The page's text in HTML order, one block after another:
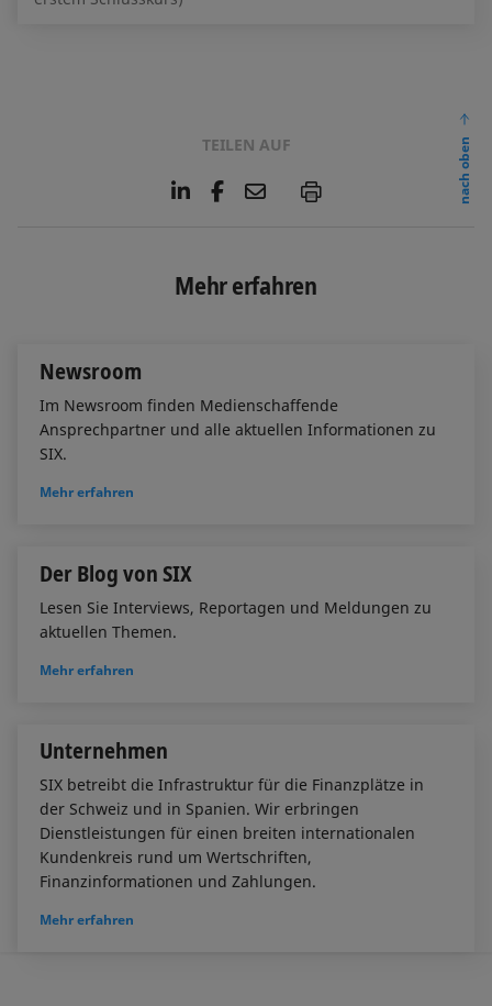
TEILEN AUF
L
e
d
F
o
E
l
P
nach oben
Mehr erfahren
Newsroom
Im Newsroom finden Medienschaffende
Ansprechpartner und alle aktuellen Informationen zu
SIX.
Mehr erfahren
Der Blog von SIX
Lesen Sie Interviews, Reportagen und Meldungen zu
aktuellen Themen.
Mehr erfahren
Unternehmen
SIX betreibt die Infrastruktur für die Finanzplätze in
der Schweiz und in Spanien. Wir erbringen
Dienstleistungen für einen breiten internationalen
Kundenkreis rund um Wertschriften,
Finanzinformationen und Zahlungen.
Mehr erfahren